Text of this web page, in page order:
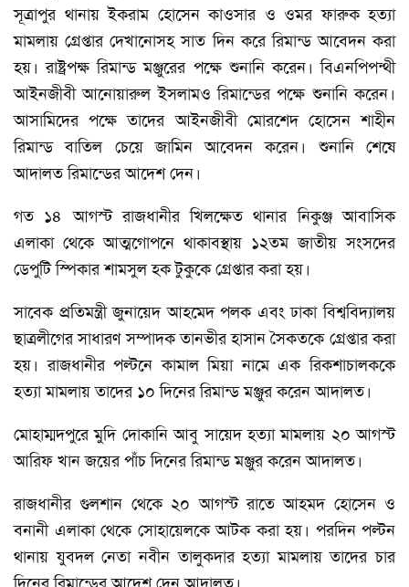
সূত্রাপুর থানায় ইকরাম হোসেন কাওসার ও ওমর ফারুক হত্যা
মামলায় গ্রেপ্তার দেখানোসহ সাত দিন করে রিমান্ড আবেদন করা
হয়। রাষ্ট্রপক্ষ রিমান্ড মঞ্জুরের পক্ষে শুনানি করেন। বিএনপিপন্থী
আইনজীবী আনোয়ারুল ইসলামও রিমান্ডের পক্ষে শুনানি করেন।
আসামিদের পক্ষে তাদের আইনজীবী মোরশেদ হোসেন শাহীন
রিমান্ড বাতিল চেয়ে জামিন আবেদন করেন। শুনানি শেষে
আদালত রিমান্ডের আদেশ দেন।
গত ১৪ আগস্ট রাজধানীর খিলক্ষেত থানার নিকুঞ্জ আবাসিক
এলাকা থেকে আত্মগোপনে থাকাবস্থায় ১২তম জাতীয় সংসদের
ডেপুটি স্পিকার শামসুল হক টুকুকে গ্রেপ্তার করা হয়।
সাবেক প্রতিমন্ত্রী জুনায়েদ আহমেদ পলক এবং ঢাকা বিশ্ববিদ্যালয়
ছাত্রলীগের সাধারণ সম্পাদক তানভীর হাসান সৈকতকে গ্রেপ্তার করা
হয়। রাজধানীর পল্টনে কামাল মিয়া নামে এক রিকশাচালককে
হত্যা মামলায় তাদের ১০ দিনের রিমান্ড মঞ্জুর করেন আদালত।
মোহাম্মদপুরে মুদি দোকানি আবু সায়েদ হত্যা মামলায় ২০ আগস্ট
আরিফ খান জয়ের পাঁচ দিনের রিমান্ড মঞ্জুর করেন আদালত।
রাজধানীর গুলশান থেকে ২০ আগস্ট রাতে আহমদ হোসেন ও
বনানী এলাকা থেকে সোহায়েলকে আটক করা হয়। পরদিন পল্টন
থানায় যুবদল নেতা নবীন তালুকদার হত্যা মামলায় তাদের চার